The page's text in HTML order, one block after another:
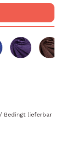
/ Bedingt lieferbar